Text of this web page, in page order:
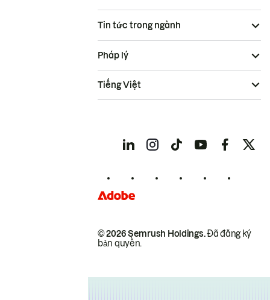
Tin tức trong ngành
© 2026 Semrush Holdings.Đã đăng ký
bản quyền.
Pháp lý
Tiếng Việt